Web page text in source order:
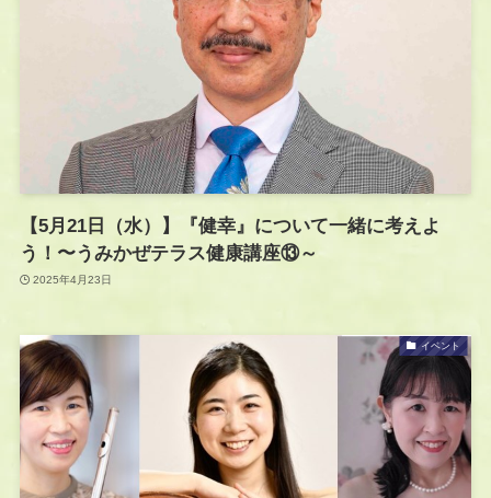
【5月21日（水）】『健幸』について一緒に考えよ
う！〜うみかぜテラス健康講座⑬～
2025年4月23日
イベント